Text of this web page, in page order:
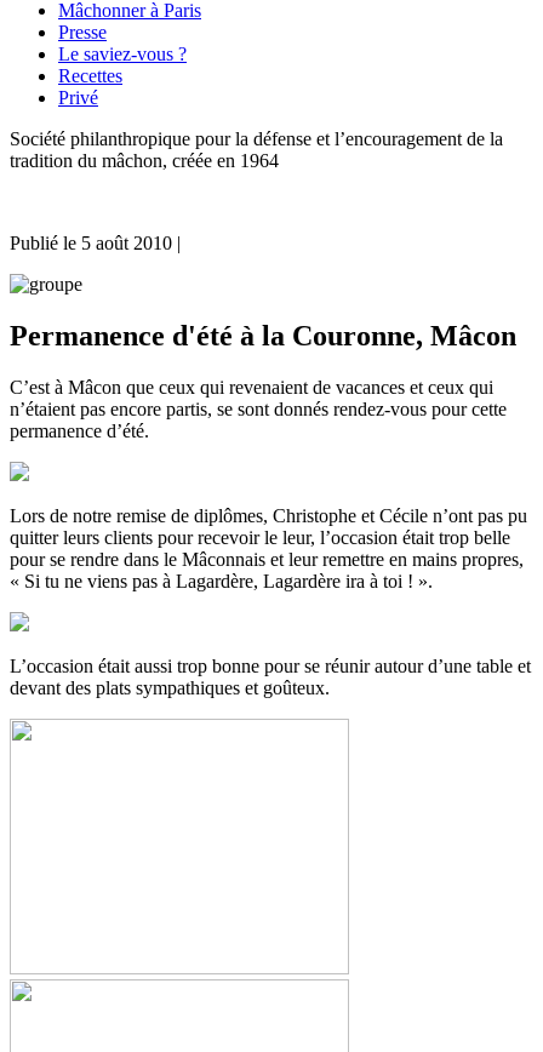
Mâchonner à Paris
Presse
Le saviez-vous ?
Recettes
Privé
Société philanthropique pour la défense et l’encouragement de la
tradition du mâchon, créée en 1964
Publié le 5 août 2010 |
Permanence d'été à la Couronne, Mâcon
C’est à Mâcon que ceux qui revenaient de vacances et ceux qui
n’étaient pas encore partis, se sont donnés rendez-vous pour cette
permanence d’été.
Lors de notre remise de diplômes, Christophe et Cécile n’ont pas pu
quitter leurs clients pour recevoir le leur, l’occasion était trop belle
pour se rendre dans le Mâconnais et leur remettre en mains propres,
« Si tu ne viens pas à Lagardère, Lagardère ira à toi ! ».
L’occasion était aussi trop bonne pour se réunir autour d’une table et
devant des plats sympathiques et goûteux.